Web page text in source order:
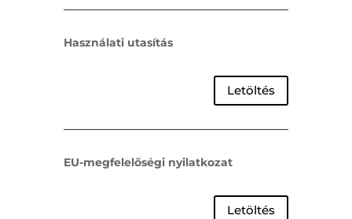
Használati utasítás
Letöltés
EU-megfelelőségi nyilatkozat
Letöltés